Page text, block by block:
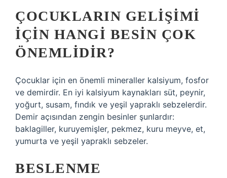
ÇOCUKLARIN GELIŞIMI
IÇIN HANGI BESIN ÇOK
ÖNEMLIDIR?
Çocuklar için en önemli mineraller kalsiyum, fosfor
ve demirdir. En iyi kalsiyum kaynakları süt, peynir,
yoğurt, susam, fındık ve yeşil yapraklı sebzelerdir.
Demir açısından zengin besinler şunlardır:
baklagiller, kuruyemişler, pekmez, kuru meyve, et,
yumurta ve yeşil yapraklı sebzeler.
BESLENME